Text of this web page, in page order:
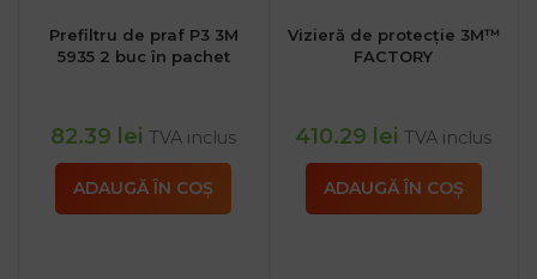
Prefiltru de praf P3 3M
5935 2 buc în pachet
82.39 lei TVA inclus
ADAUGĂ ÎN COȘ
Vizieră de protecție 3M™
FACTORY
410.29 lei TVA inclus
ADAUGĂ ÎN COȘ